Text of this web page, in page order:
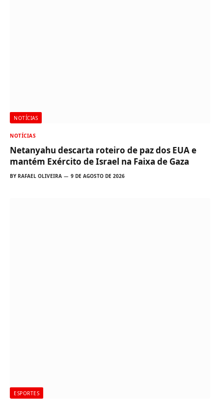
NOTÍCIAS
NOTÍCIAS
Netanyahu descarta roteiro de paz dos EUA e
mantém Exército de Israel na Faixa de Gaza
BY RAFAEL OLIVEIRA 9 DE AGOSTO DE 2026
ESPORTES